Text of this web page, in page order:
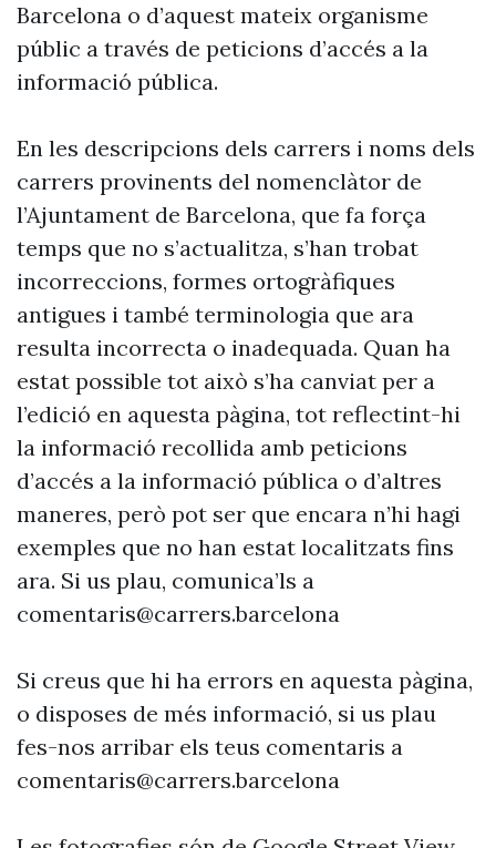
Barcelona o d’aquest mateix organisme
públic a través de peticions d’accés a la
informació pública.
En les descripcions dels carrers i noms dels
carrers provinents del nomenclàtor de
l’Ajuntament de Barcelona, que fa força
temps que no s’actualitza, s’han trobat
incorreccions, formes ortogràfiques
antigues i també terminologia que ara
resulta incorrecta o inadequada. Quan ha
estat possible tot això s’ha canviat per a
l’edició en aquesta pàgina, tot reflectint-hi
la informació recollida amb peticions
d’accés a la informació pública o d’altres
maneres, però pot ser que encara n’hi hagi
exemples que no han estat localitzats fins
ara. Si us plau, comunica’ls a
comentaris@carrers.barcelona
Si creus que hi ha errors en aquesta pàgina,
o disposes de més informació, si us plau
fes-nos arribar els teus comentaris a
comentaris@carrers.barcelona